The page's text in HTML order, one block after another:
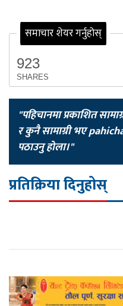
समाचार शेयर गर्नुहोस्
923
SHARES
"पहिचानमा प्रकाशित
र कुनै सामाग्री भए
पठाउनु होला।"
प्रतिक्रिया दिनुहोस्